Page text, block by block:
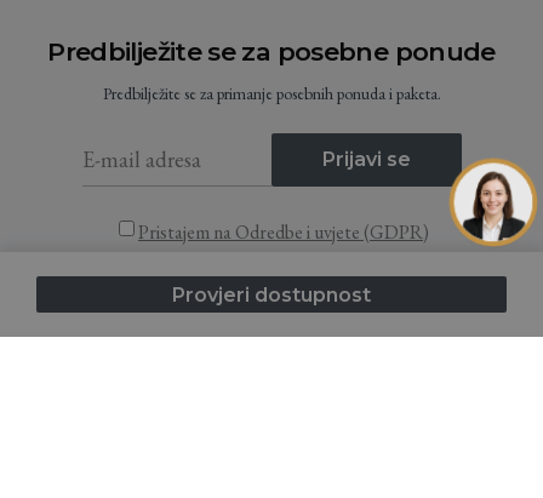
Provjeri dostupnost
Predbilježite se za posebne ponude
Predbilježite se za primanje posebnih ponuda i paketa.
Prijavi se
Pristajem na Odredbe i uvjete (GDPR)